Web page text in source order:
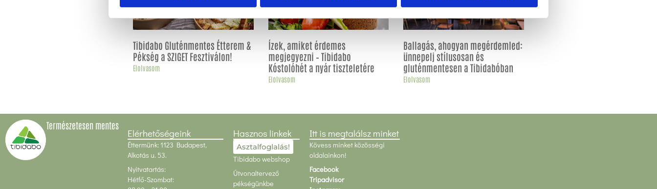
Tibidabo Gluténmentes Étterem &
Pékség a SZIGET Fesztiválon!
Elolvasom
Ízek, amiket érdemes
megjegyezni – Tibidabo
Kóstolóhét a nyár tiszteletére
Elolvasom
Ballagás, ahogyan megérdemled:
ünnepelj stílusosan és
gluténmentesen a Tibidabóban
Elolvasom
Természetesen mentes
Elérhetőségeink
Éttermünk: 1123 Budapest,
Alkotás u. 53.
Nyitvatartás:
Hétfő-Szombat:
Hasznos linkek
Asztalfoglalás!
Tibidabo webshop
Útvonaltervező
pékségünkbe
Itt is megtalálsz minket
Kövess minket közösségi
oldalainkon!
Facebook
Tripadvisor